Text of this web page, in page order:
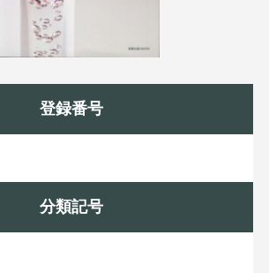
登録番号
分類記号